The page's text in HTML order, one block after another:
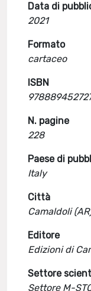
Data di
2021
Formato
cartaceo
ISBN
N. pagine
228
Paese di
Italy
Città
Camaldoli
Editore
Edizioni di
Settore
Settore M-